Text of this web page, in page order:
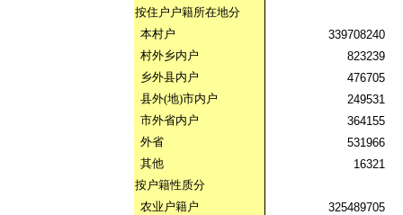
按住户户籍所在地分
本村户
339708240
村外乡内户
823239
乡外县内户
476705
县外(地)市内户
249531
市外省内户
364155
外省
531966
其他
16321
按户籍性质分
农业户籍户
325489705